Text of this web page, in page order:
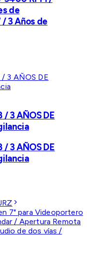
de
3 Años de
/ 3 AÑOS DE
/ 3 AÑOS DE